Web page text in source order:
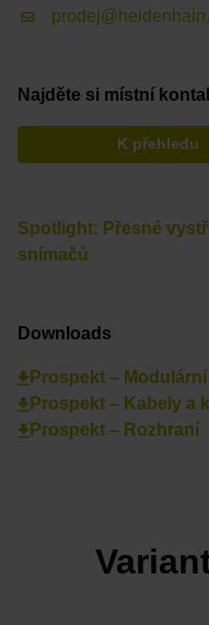
Najděte si místní
K přehledu
Spotlight: Přesné
snímačů
Downloads
Prospekt –
Prospekt – Kabely a
Prospekt – Rozhraní